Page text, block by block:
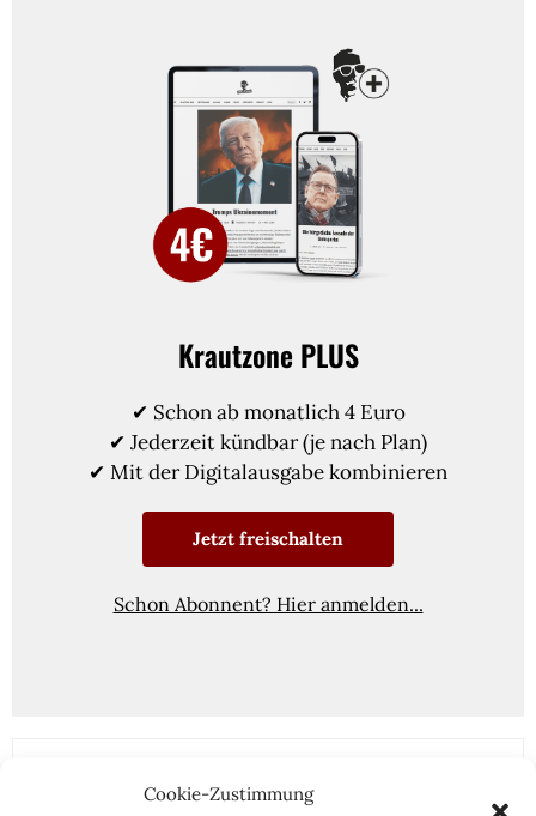
Cookie-Zustimmung
Krautzone PLUS
✔ Schon ab monatlich 4 Euro
✔ Jederzeit kündbar (je nach Plan)
✔ Mit der Digitalausgabe kombinieren
Jetzt freischalten
Schon Abonnent? Hier anmelden...